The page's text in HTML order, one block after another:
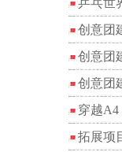
乒乓世
创意团
创意团
创意团
穿越A4
拓展项